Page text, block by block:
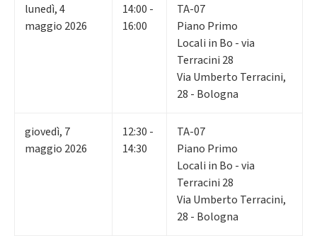
lunedì,4
maggio 2026
14:00 -
16:00
TA-07
Piano Primo
Locali in Bo - via
Terracini 28
Via Umberto Terracini,
28 - Bologna
giovedì, 7
maggio 2026
12:30 -
14:30
TA-07
Piano Primo
Locali in Bo - via
Terracini 28
Via Umberto Terracini,
28 - Bologna